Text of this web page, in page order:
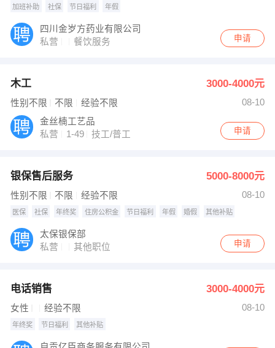
加班补助 社保 节日福利 年假
四川金岁方药业有限公司
私营
餐饮服务 申请
木工 3000-4000元
性别不限 不限 经验不限
08-10
金丝楠工艺品
私营
1-49 技工/普工 申请
银保售后服务 5000-8000元
性别不限 不限 经验不限 08-10
医保 社保 年终奖 住房公积金 节日福利 年假 婚假 其他补贴
太保银保部
私营
其他职位 申请
电话销售 3000-4000元
女性 经验不限 08-10
年终奖 节日福利 其他补贴